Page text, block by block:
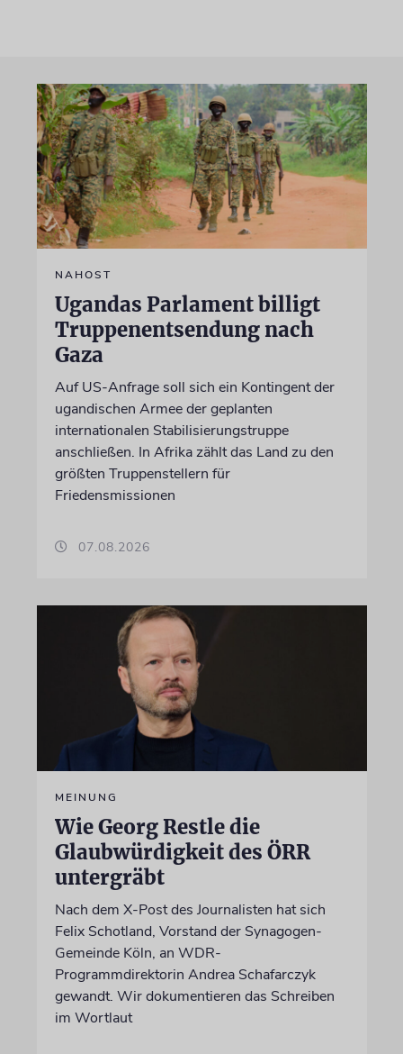
NAHOST
Ugandas Parlament billigt
Truppenentsendung nach
Gaza
Auf US-Anfrage soll sich ein Kontingent der
ugandischen Armee der geplanten
internationalen Stabilisierungstruppe
anschließen. In Afrika zählt das Land zu den
größten Truppenstellern für
Friedensmissionen
07.08.2026
MEINUNG
Wie Georg Restle die
Glaubwürdigkeit des ÖRR
untergräbt
Nach dem X-Post des Journalisten hat sich
Felix Schotland, Vorstand der Synagogen-
Gemeinde Köln, an WDR-
Programmdirektorin Andrea Schafarczyk
gewandt. Wir dokumentieren das Schreiben
im Wortlaut